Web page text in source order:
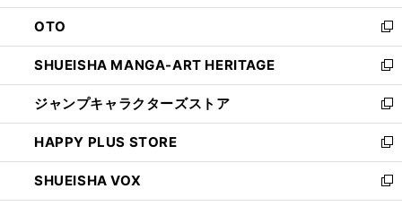
ウ
で
開
く
ン
ド
ウ
で
開
く
OTO
新
し
い
ウ
ィ
ン
ド
ウ
で
開
SHUEISHA MANGA-ART HERITAGE
新
し
い
ウ
ィ
ン
ド
ウ
ジャンプキャラクターズストア
新
し
い
ウ
ィ
ン
HAPPY PLUS STORE
新
し
い
ウ
SHUEISHA VOX
新